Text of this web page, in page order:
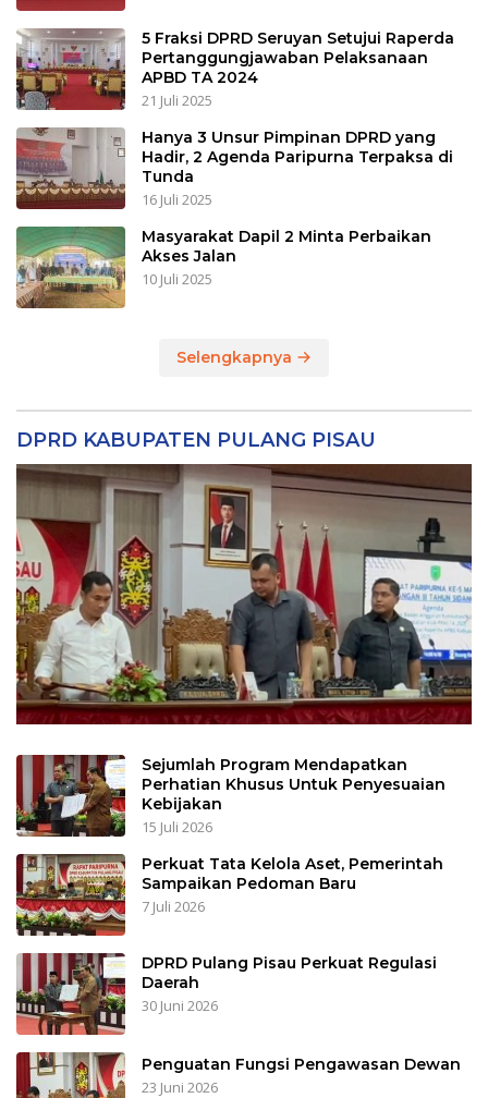
5 Fraksi DPRD Seruyan Setujui Raperda
Pertanggungjawaban Pelaksanaan
APBD TA 2024
21 Juli 2025
Hanya 3 Unsur Pimpinan DPRD yang
Hadir, 2 Agenda Paripurna Terpaksa di
Tunda
16 Juli 2025
Masyarakat Dapil 2 Minta Perbaikan
Akses Jalan
10 Juli 2025
Selengkapnya
DPRD KABUPATEN PULANG PISAU
Sejumlah Program Mendapatkan
Perhatian Khusus Untuk Penyesuaian
Kebijakan
15 Juli 2026
Perkuat Tata Kelola Aset, Pemerintah
Sampaikan Pedoman Baru
7 Juli 2026
DPRD Pulang Pisau Perkuat Regulasi
Daerah
30 Juni 2026
Penguatan Fungsi Pengawasan Dewan
23 Juni 2026